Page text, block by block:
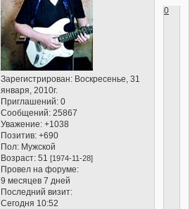
Зарегистрирован: Воскресенье, 31
января, 2010г.
Приглашений: 0
Сообщений: 25867
Уважение: +1038
Позитив: +690
Пол: Мужской
Возраст: 51[1974-11-28]
Провел на форуме:
9 месяцев 7 дней
Последний визит:
Сегодня 10:52
0